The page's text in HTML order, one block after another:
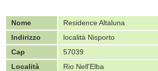
Nome
Residence Altaluna
Indirizzo
località Nisporto
Cap
57039
Località
Rio Nell'Elba